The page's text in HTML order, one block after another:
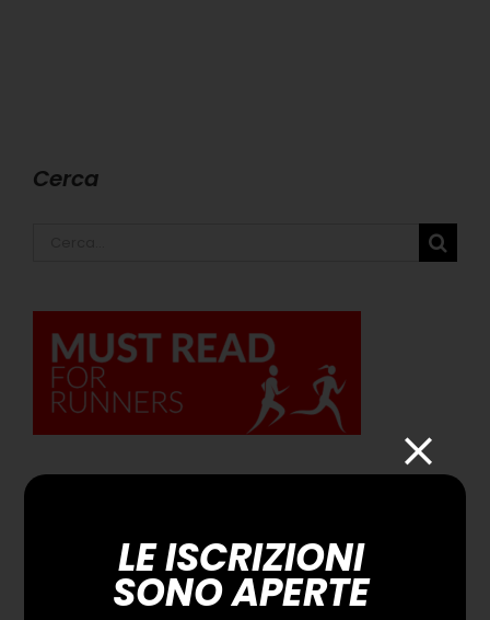
Cerca
LE ISCRIZIONI
SONO APERTE